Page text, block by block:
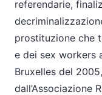
referendarie,
prostituzione che
e dei sex workers
Bruxelles del
dall’Associazione